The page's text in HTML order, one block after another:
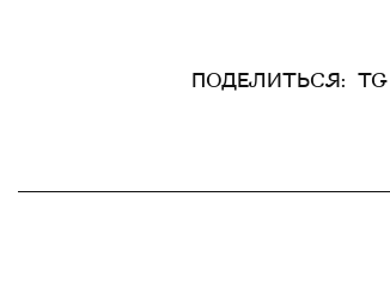
ПОДЕЛИТЬСЯ: TG